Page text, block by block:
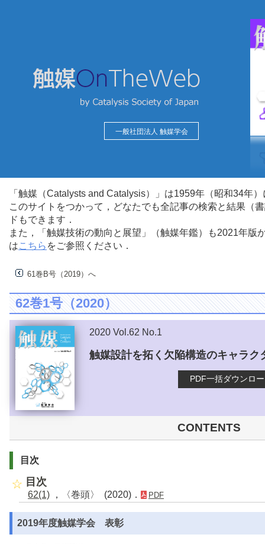
一般社団法人 触媒学会
「触媒（Catalysts and Catalysis）」は1959年（昭和34年
このサイトをつかって，どなたでも全記事の検索と結果（
ドもできます．
また，「触媒技術の動向と展望」（触媒年鑑）も2021年
はこちら をご参照ください．
61巻B号（2019）へ
62巻1号（2020）
2020 Vol.62 No.1
触媒設計を拓く欠陥構造のキャラク
PDF一括ダウンロ
CONTENTS
目次
目次
62(1) ，〈巻頭〉 (2020)． PDF
2019年度触媒学会 表彰